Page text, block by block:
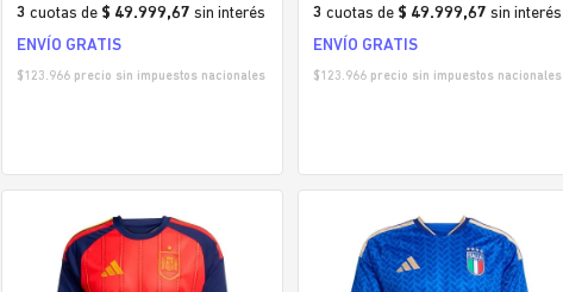
3 cuotas de $ 49.999,67 sin interés
ENVÍO GRATIS
$123.966precio sin impuestos nacionales
3 cuotas de $ 49.999,67 sin interés
ENVÍO GRATIS
$123.966 precio sin impuestos nacionales